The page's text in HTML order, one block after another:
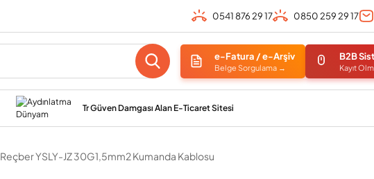
0541 876 29 17 0850 259 29 17
e-Fatura / e-Arşiv
Belge Sorgulama →
B2B
Kayıt
Tr Güven Damgası Alan E-Ticaret Sitesi
Reçber YSLY-JZ 30G1,5mm2 Kumanda Kablosu